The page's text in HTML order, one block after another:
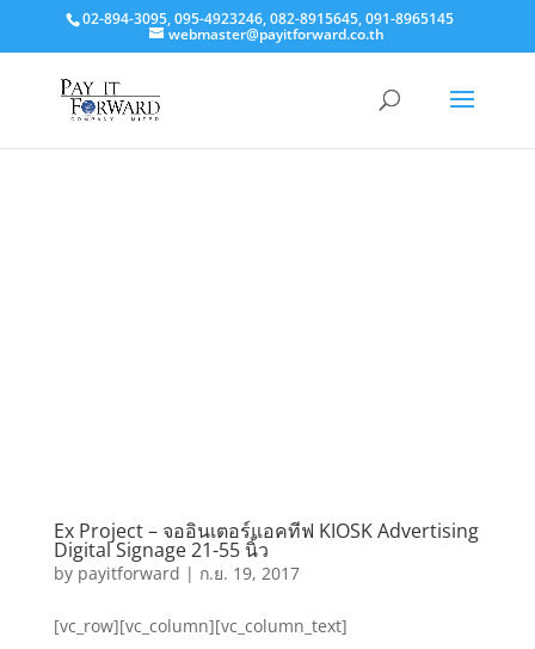
02-894-3095, 095-4923246, 082-8915645, 091-8965145
webmaster@payitforward.co.th
Ex Project – จออินเตอร์แอคทีฟ KIOSK Advertising
Digital Signage 21-55 นิ้ว
by payitforward | ก.ย. 19, 2017
[vc_row][vc_column][vc_column_text]